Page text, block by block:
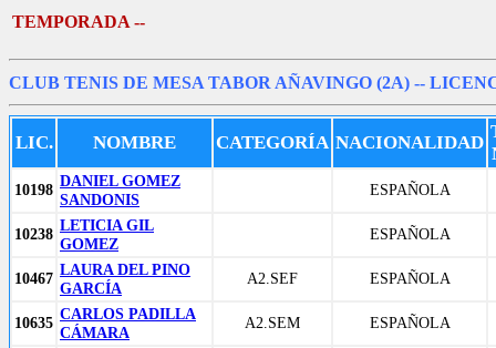
TEMPORADA --
CLUB TENIS DE MESA TABOR AÑAVINGO (2A) --
LIC. NOMBRE CATEGORÍA NACIONALIDAD
10198 DANIEL GOMEZ
SANDONIS
ESPAÑOLA
10238 LETICIA GIL
GOMEZ
ESPAÑOLA
10467 LAURA DEL PINO
GARCÍA
A2.SEF ESPAÑOLA
10635 CARLOS PADILLA
CÁMARA
A2.SEM ESPAÑOLA